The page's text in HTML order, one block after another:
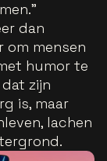
dan
om mensen
humor te
dat zijn
is, maar
lachen